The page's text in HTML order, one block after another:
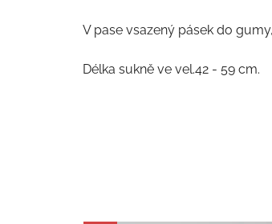
V pase vsazený pásek do
Délka sukně ve vel.42 - 59 cm.